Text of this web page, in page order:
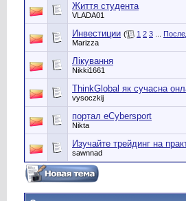
Життя студента
VLADA01
Инвестиции ( 1 2 3
Marizza
Лікування
Nikki1661
ThinkGlobal як сучасна
vysoczkij
портал eCybersport
Nikta
Изучайте трейдинг на
sawnnad